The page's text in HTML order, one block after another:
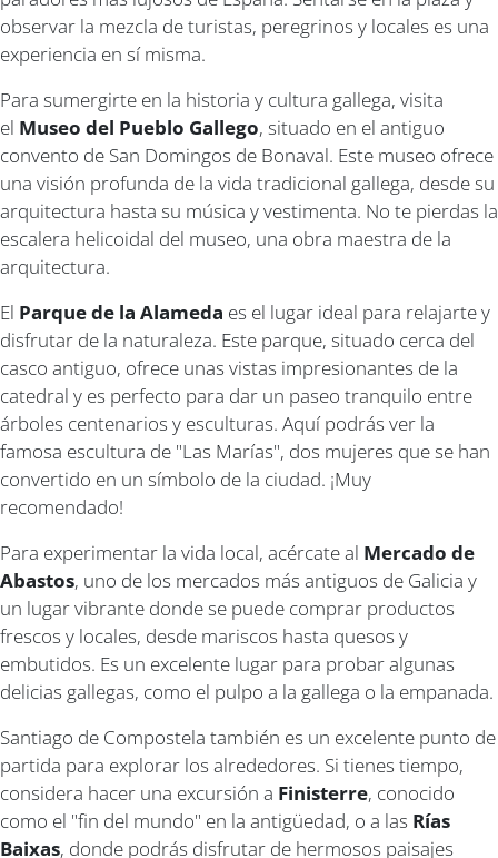
observar la mezcla de turistas, peregrinos y locales es una
experiencia en sí misma.
Para sumergirte en la historia y cultura gallega, visita
el Museo del Pueblo Gallego, situado en el antiguo
convento de San Domingos de Bonaval. Este museo ofrece
una visión profunda de la vida tradicional gallega, desde su
arquitectura hasta su música y vestimenta. No te pierdas la
escalera helicoidal del museo, una obra maestra de la
arquitectura.
El Parque de la Alameda es el lugar ideal para relajarte y
disfrutar de la naturaleza. Este parque, situado cerca del
casco antiguo, ofrece unas vistas impresionantes de la
catedral y es perfecto para dar un paseo tranquilo entre
árboles centenarios y esculturas. Aquí podrás ver la
famosa escultura de "Las Marías", dos mujeres que se han
convertido en un símbolo de la ciudad. ¡Muy
recomendado!
Para experimentar la vida local, acércate al Mercado de
Abastos, uno de los mercados más antiguos de Galicia y
un lugar vibrante donde se puede comprar productos
frescos y locales, desde mariscos hasta quesos y
embutidos. Es un excelente lugar para probar algunas
delicias gallegas, como el pulpo a la gallega o la empanada.
Santiago de Compostela también es un excelente punto de
partida para explorar los alrededores. Si tienes tiempo,
considera hacer una excursión a Finisterre, conocido
como el "fin del mundo" en la antigüedad, o a las Rías
Baixas, donde podrás disfrutar de hermosos paisajes